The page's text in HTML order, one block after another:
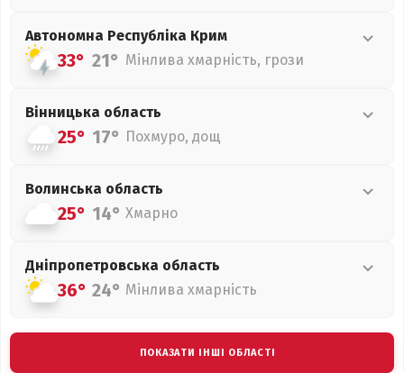
Автономна Республіка Крим
33° 21° Мінлива хмарність, грози
Вінницька область
25° 17° Похмуро, дощ
Волинська область
25° 14° Хмарно
Дніпропетровська область
36° 24° Мінлива хмарність
ПОКАЗАТИ ІНШІ ОБЛАСТІ